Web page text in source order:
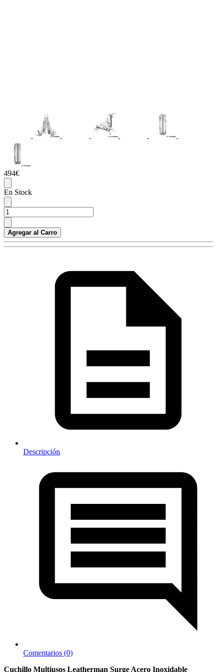
494€
En Stock
Agregar al Carro
Descripción
Comentarios (0)
Cuchillo Multiusos Leatherman Surge Acero Inoxidable